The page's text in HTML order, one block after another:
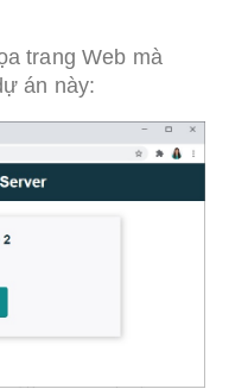
trang Web mà
án này: